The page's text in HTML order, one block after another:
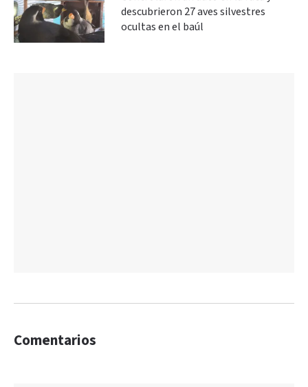
descubrieron 27 aves silvestres
ocultas en el baúl
Comentarios